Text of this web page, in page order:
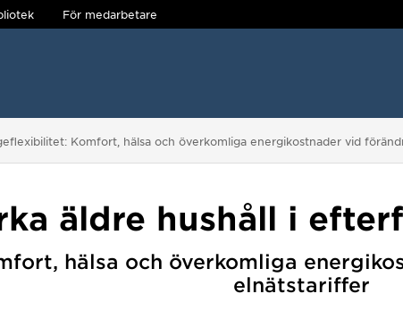
För medarbetare
Komfort, hälsa och överkomliga energikostnader vid
äldre hushåll i
hälsa och överkomliga
elnätstariffer